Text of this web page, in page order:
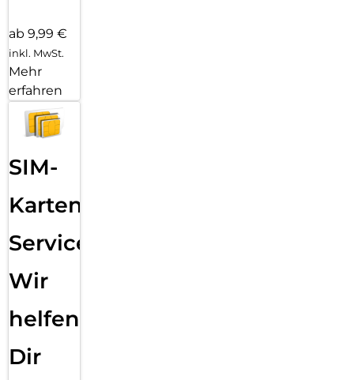
ab 9,99 €
inkl. MwSt.
Mehr
erfahren
SIM-
Karten
Service:
Wir
helfen
Dir